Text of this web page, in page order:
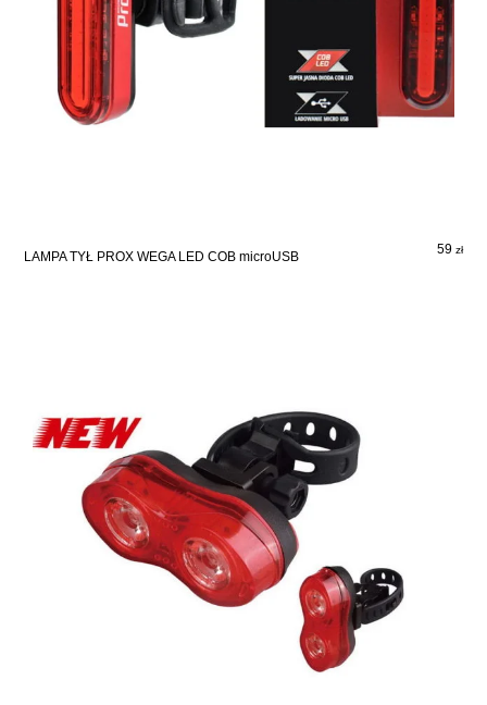
LAMPA TYŁ PROX WEGA LED COB microUSB
59 zł